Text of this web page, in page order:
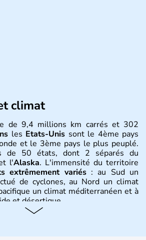
climat
de 9,4 millions km carrés et 302
les Etats-Unis sont le 4ème pays
et le 3ème pays le plus peuplé.
de 50 états, dont 2 séparés du
l'Alaska. L'immensité du territoire
extrêmement variés: au Sud un
de cyclones, au Nord un climat
un climat méditerranéen et à
et désertique.